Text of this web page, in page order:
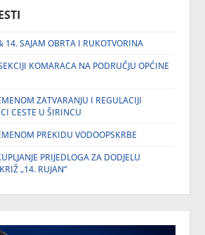
14. SAJAM OBRTA I RUKOTVORINA
KOMARACA NA PODRUČJU OPĆINE
ZATVARANJU I REGULACIJI
CESTE U ŠIRINCU
PREKIDU VODOOPSKRBE
PRIJEDLOGA ZA DODJELU
„14. RUJAN“